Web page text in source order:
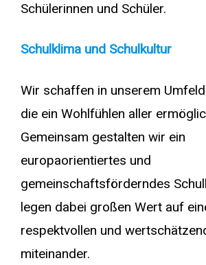
Schülerinnen und Schüler.
Schulklima und Schulkultur
Wir schaffen in unserem
die ein Wohlfühlen aller
Gemeinsam gestalten wir ein
europaorientiertes und
gemeinschaftsförderndes
legen dabei großen Wert auf
respektvollen und
miteinander.